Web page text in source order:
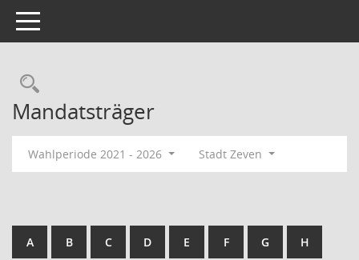
Toggle navigation
Rechercheauswahl
Mandatsträger
Wahlperiode 2021 - 2026 Stadt Zeven
A B C D E F G H